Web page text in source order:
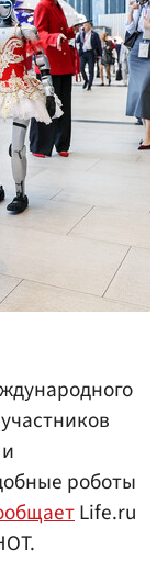
роботы
Life.ru